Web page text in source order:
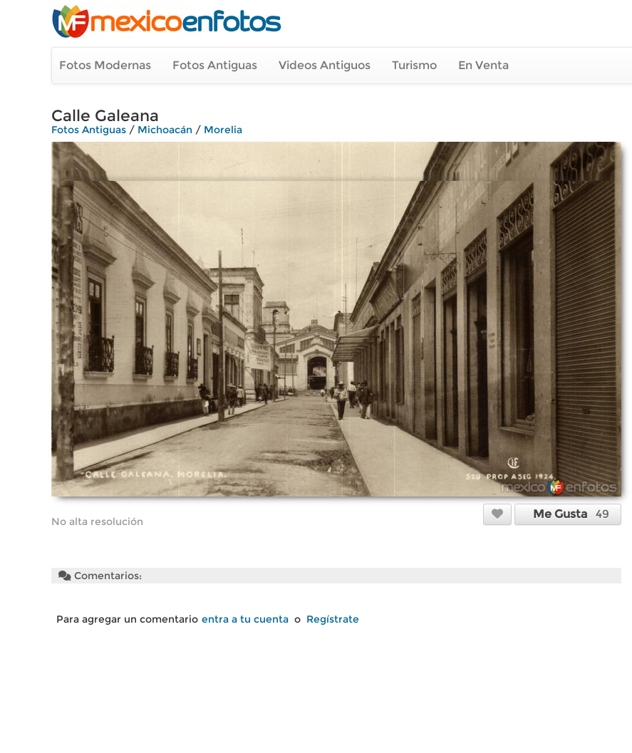
Fotos Modernas Fotos Antiguas Videos Antiguos Turismo En Venta
Calle Galeana
Fotos Antiguas / Michoacán / Morelia
No alta resolución
Me Gusta 49
Comentarios:
Para agregar un comentario entra a tu cuenta o Regístrate